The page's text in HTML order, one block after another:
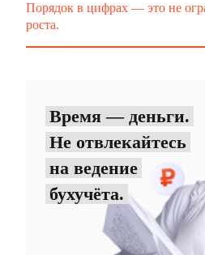
Порядок в цифрах — это не
роста.
Время — деньги.
Не отвлекайтесь
на ведение
бухучёта.